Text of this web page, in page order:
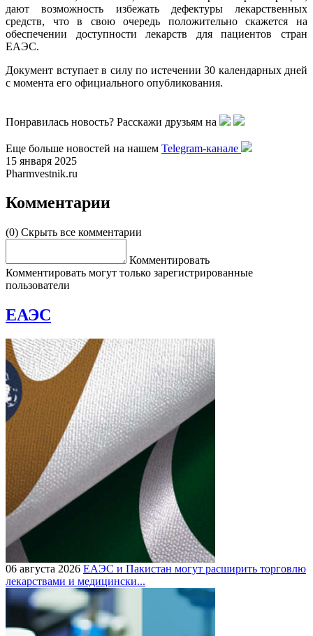
дают возможность избежать дефектуры лекарственных
средств, что в свою очередь положительно скажется на
обеспечении доступности лекарств для пациентов стран
ЕАЭС.
Документ вступает в силу по истечении 30 календарных дней
с момента его официального опубликования.
Понравилась новость? Расскажи друзьям на
Еще больше новостей на нашем Telegram-канале
15 января 2025
Pharmvestnik.ru
Комментарии
(0) Скрыть все комментарии
Комментировать
Комментировать могут только зарегистрированные
пользователи
ЕАЭС
06 августа 2026 ЕАЭС и Пакистан могут расширить торговлю
лекарствами и медицински...